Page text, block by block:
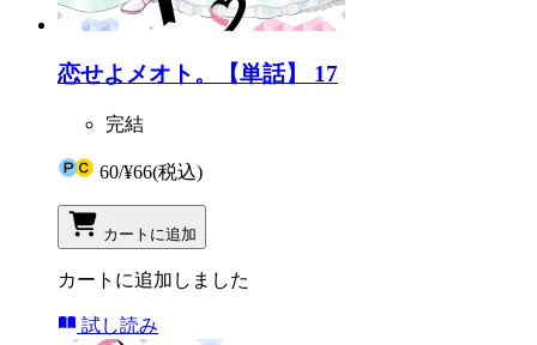
恋せよメオト。【単話】 17
完結
60/¥66(税込)
カートに追加
カートに追加しました
試し読み